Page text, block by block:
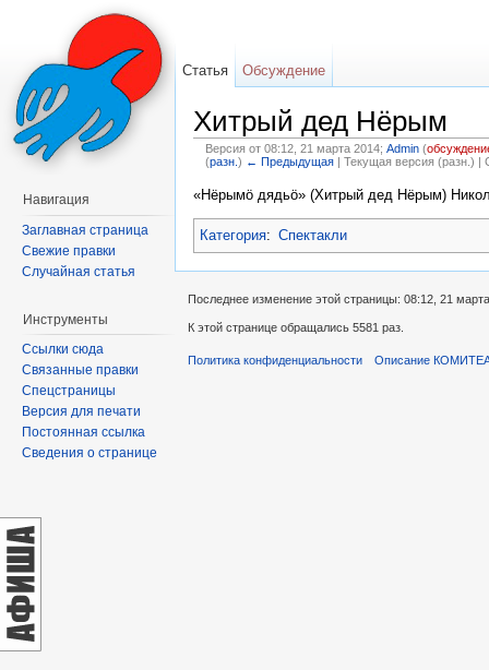
Хитрый дед Нёрым
Версия от 08:12, 21 марта 2014; Admin (
(разн. ) ← Предыдущая| Текущая версия (разн.)
«Нёрымö дядьö» (Хитрый дед Нёрым)
Категория: Спектакли
Статья Обсуждение
Навигация
Заглавная страница
Свежие правки
Случайная статья
Инструменты
Ссылки сюда
Связанные правки
Спецстраницы
Версия для печати
Постоянная ссылка
Сведения о странице
Последнее изменение этой страницы: 08:12, 21
К этой странице обращались 5581 раз.
Политика конфиденциальности Описание